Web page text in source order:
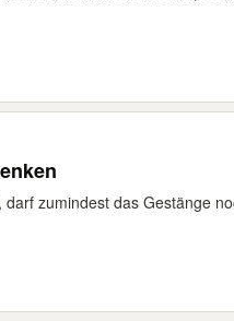
zumindest das Gestänge